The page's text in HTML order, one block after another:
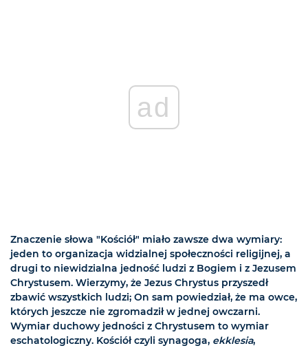
ad
Znaczenie słowa "Kościół" miało zawsze dwa wymiary:
jeden to organizacja widzialnej społeczności religijnej, a
drugi to niewidzialna jedność ludzi z Bogiem i z Jezusem
Chrystusem. Wierzymy, że Jezus Chrystus przyszedł
zbawić wszystkich ludzi; On sam powiedział, że ma owce,
których jeszcze nie zgromadził w jednej owczarni.
Wymiar duchowy jedności z Chrystusem to wymiar
eschatologiczny. Kościół czyli synagoga, ekklesia,